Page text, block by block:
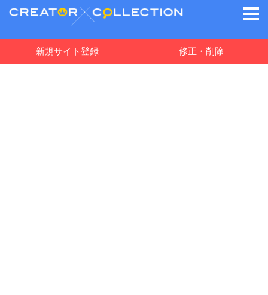
新規サイト登録 修正・削除